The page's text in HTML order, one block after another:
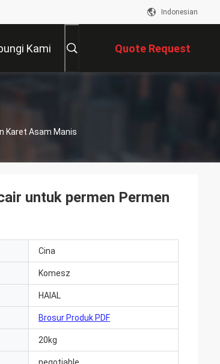
Indonesian
Kami Quote Request
Karet Asam Manis
untuk permen Permen
Cina
Komesz
HAlAL
Brosur Produk PDF
20kg